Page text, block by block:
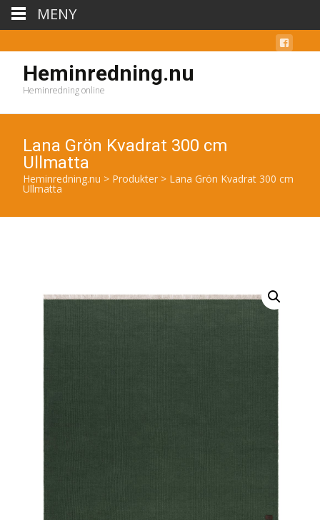
Heminredning.nu
Heminredning online
Lana Grön Kvadrat 300 cm
Ullmatta
Heminredning.nu > Produkter > Lana Grön Kvadrat 300 cm
Ullmatta
MENY